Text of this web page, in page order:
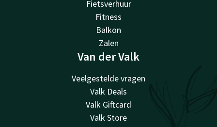
Fietsverhuur
Fitness
Balkon
Zalen
Van der Valk
Veelgestelde vragen
Valk Deals
Valk Giftcard
Valk Store